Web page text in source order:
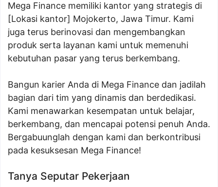
Mega Finance memiliki kantor yang strategis di
[Lokasi kantor] Mojokerto, Jawa Timur. Kami
juga terus berinovasi dan mengembangkan
produk serta layanan kami untuk memenuhi
kebutuhan pasar yang terus berkembang.
Bangun karier Anda di Mega Finance dan jadilah
bagian dari tim yang dinamis dan berdedikasi.
Kami menawarkan kesempatan untuk belajar,
berkembang, dan mencapai potensi penuh Anda.
Bergabuunglah dengan kami dan berkontribusi
pada kesuksesan Mega Finance!
Tanya Seputar Pekerjaan